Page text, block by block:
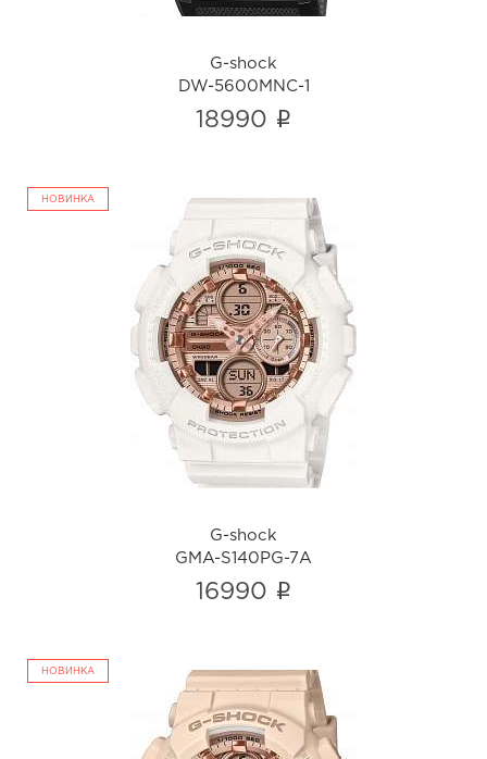
G-shock
DW-5600MNC-1
18990 i
НОВИНКА
G-shock
GMA-S140PG-7A
i
G-shock
GMA-S140PG-7A
16990 i
НОВИНКА